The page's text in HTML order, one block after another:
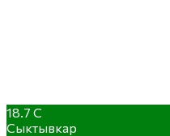
18.7 C
Сыктывкар